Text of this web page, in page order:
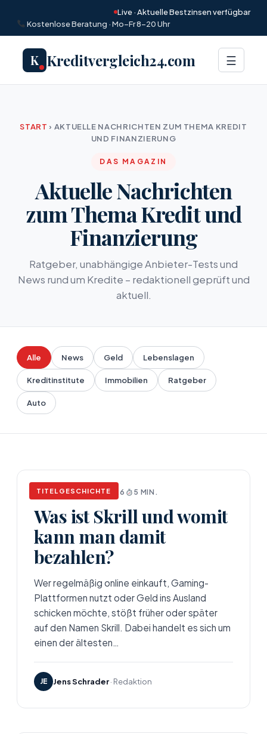
Live · Aktuelle Bestzinsen verfügbar
Kostenlose Beratung · Mo–Fr 8–20 Uhr
K Kreditvergleich24.com Menü
☰
START › AKTUELLE NACHRICHTEN ZUM THEMA KREDIT
UND FINANZIERUNG
DAS MAGAZIN
Aktuelle Nachrichten
zum Thema Kredit und
Finanzierung
Ratgeber, unabhängige Anbieter-Tests und
News rund um Kredite – redaktionell geprüft und
aktuell.
Alle News Geld Lebenslagen
Kreditinstitute Immobilien Ratgeber
Auto
TITELGESCHICHTE
NEWS APRIL 17, 2026 5 MIN.
Was ist Skrill und womit
kann man damit
bezahlen?
Wer regelmäßig online einkauft, Gaming-
Plattformen nutzt oder Geld ins Ausland
schicken möchte, stößt früher oder später
auf den Namen Skrill. Dabei handelt es sich um
einen der ältesten…
JE Jens Schrader· Redaktion